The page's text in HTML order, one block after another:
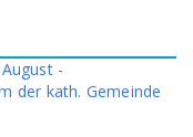
-
der kath. Gemeinde